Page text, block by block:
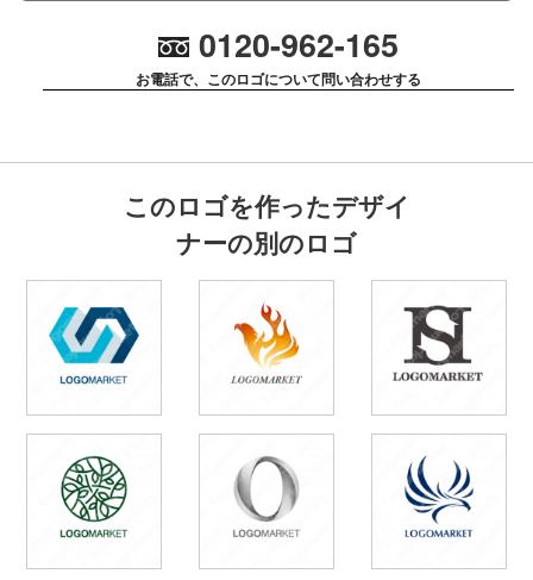
0120-962-165
お電話で、このロゴについて問い合わせする
このロゴを作ったデザイ
ナーの別のロゴ